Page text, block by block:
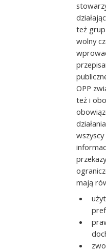
też grup
wolny
OPP
też i
mają